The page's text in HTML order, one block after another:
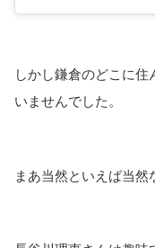
しかし鎌倉のどこに
いませんでした。
まあ当然といえば当然